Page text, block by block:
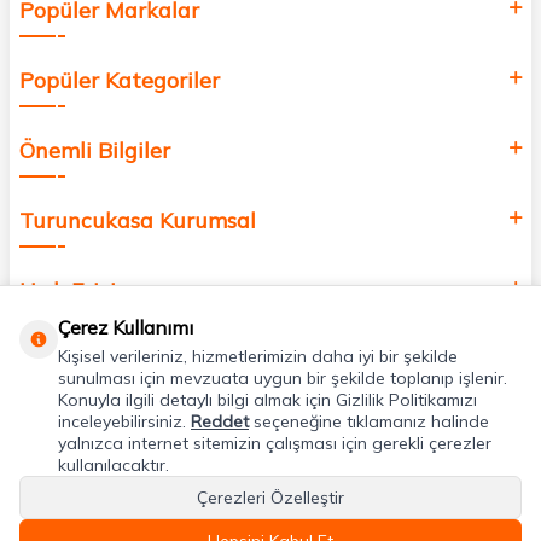
Popüler Markalar
Popüler Kategoriler
Önemli Bilgiler
Turuncukasa Kurumsal
Hızlı Erişim
Uygulamalarımız
Adres & İletişim
Çerez Kullanımı
Kişisel verileriniz, hizmetlerimizin daha iyi bir şekilde
sunulması için mevzuata uygun bir şekilde toplanıp işlenir.
Konuyla ilgili detaylı bilgi almak için Gizlilik Politikamızı
inceleyebilirsiniz. Reddetseçeneğine tıklamanız halinde
yalnızca internet sitemizin çalışması için gerekli çerezler
kullanılacaktır.
Çerezleri Özelleştir